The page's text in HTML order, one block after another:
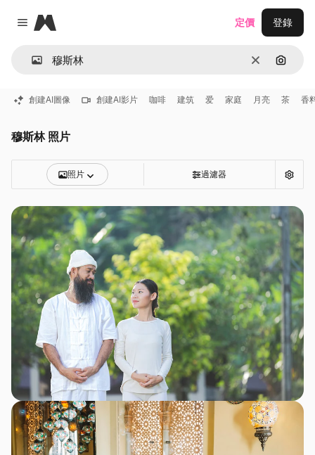
Close menu
Magnific
清除 通過圖
定價 登錄
創建AI圖像 創建AI影片 咖啡 建筑 爱 家庭 月亮 茶 香
穆斯林 照片
照片 過濾器